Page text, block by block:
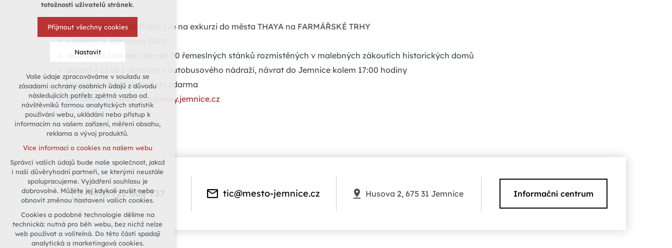
Muzeum Vysočiny Třebíč zve na exkurzi do města THAYA na FARMÁŘSKÉ TRHY
v sobotu 5. července 2025
těšit se můžete na více než 70 řemeslných stánků rozmístěných v malebných zákoutích historických domů
odjezd v 11:10 z Jemnice z autobusového nádraží, návrat do Jemnice kolem 17:00 hodiny
doprava, oběd i tlumočení zdarma
přihlášení na www.vstupenky.jemnice.cz
+420721 508 737 tic@mesto-jemnice.cz Husova 2, 675 31 Jemnice Informační centrum
totožnosti uživatelů stránek.
Přijmout všechny cookies
Nastavit
Technická cookies
nutná pro provozování webu
udržení kontextu stránek (session):
případná přihlášení, volby jazyka, apod.
Volitelná cookies
vyhodnocení návštěvnosti
marketingová cookies (Google)
Více informací o cookies na našem webu
Odmítnout vše
Vaše údaje zpracováváme v souladu se
zásadami ochrany osobních údajů z důvodu
následujících potřeb: zpětná vazba od
návštěvníků formou analytických statistik
používání webu, ukládání nebo přístup k
informacím na vašem zařízení, měření obsahu,
reklama a vývoj produktů.
Více informací o cookies na našem webu
Správci vašich údajů bude naše společnost, jakož
i naši důvěryhodní partneři, se kterými neustále
spolupracujeme. Vyjádření souhlasu je
dobrovolné. Můžete jej kdykoli zrušit nebo
obnovit změnou nastavení vašich cookies.
Cookies a podobné technologie dělíme na
technická: nutná pro běh webu, bez nichž nelze
web používat a volitelná. Do této části spadají
analytická a marketingová cookies.